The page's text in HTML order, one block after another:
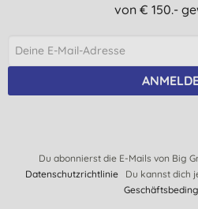
von € 150.-
Du abonnierst die E-Mails von Big
DatenschutzrichtlinieDu kannst dich